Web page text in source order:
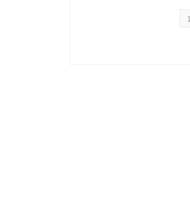
つ継続的に自身の身体と向き合う
的な解答として、ウェアラブルデ
1